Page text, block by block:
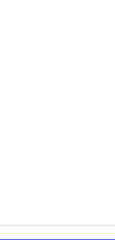
Double Fashion